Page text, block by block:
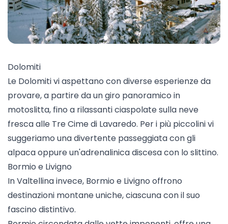
Dolomiti
Le Dolomiti vi aspettano con diverse esperienze da
provare, a partire da ungiro panoramico in
motoslitta, fino a rilassanti ciaspolate sulla neve
fresca alle Tre Cime di Lavaredo. Per i più piccolini vi
suggeriamo una divertente passeggiata con gli
alpaca oppure un'adrenalinicadiscesa con lo slittino.
Bormio e Livigno
In Valtellina invece, Bormio e Livigno offrono
destinazioni montane uniche, ciascuna con il suo
fascino distintivo.